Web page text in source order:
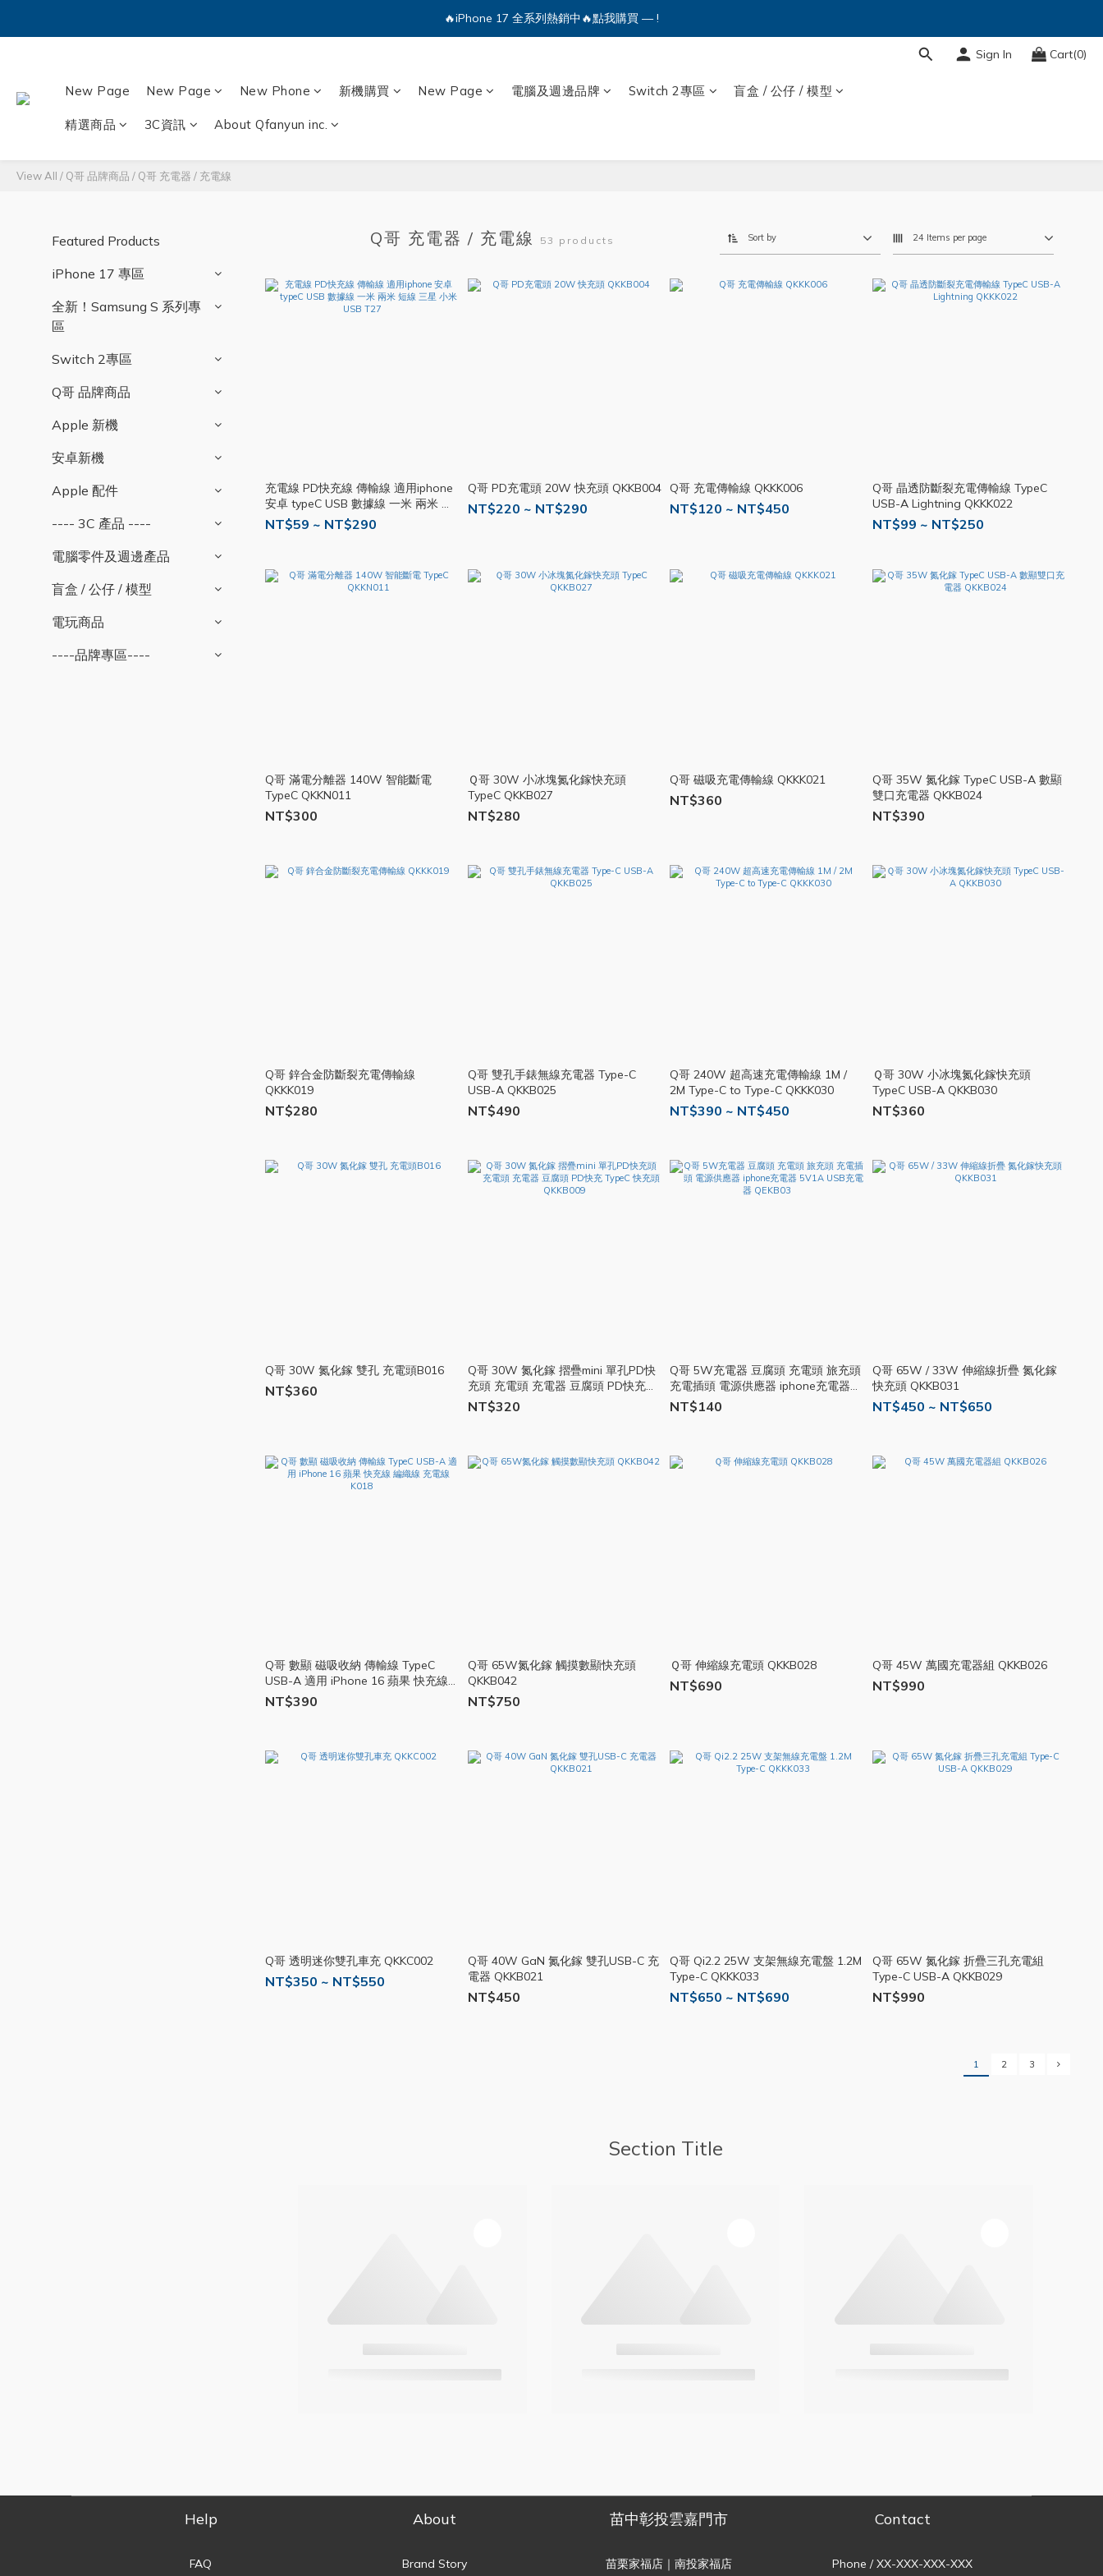
🔥iPhone 17 全系列熱銷中🔥點我購買 — !
🔥iPhone 17 全系列熱銷中🔥點我購買 — !
🔥iPhone 17 全系列熱銷中🔥點我購買 — !
Sign In Cart(0)
New Page New Page New Phone 新機購買 New Page 電腦及週邊品牌 Switch 2專區 盲盒 / 公仔 / 模型
精選商品 3C資訊 About Qfanyun inc.
View All / Q哥 品牌商品 / Q哥 充電器 / 充電線
Featured Products
iPhone 17 專區
全新！Samsung S 系列專
區
Switch 2專區
Q哥 品牌商品
Apple 新機
安卓新機
Apple 配件
---- 3C 產品 ----
電腦零件及週邊產品
盲盒 / 公仔 / 模型
電玩商品
----品牌專區----
Q哥 充電器 / 充電線 53 products Sort by 24 Items per page
充電線 PD快充線 傳輸線 適用iphone
安卓 typeC USB 數據線 一米 兩米 短
線 三星 小米 USB T27
NT$59 ~ NT$290
Q哥 PD充電頭 20W 快充頭 QKKB004
NT$220 ~ NT$290
Q哥 充電傳輸線 QKKK006
NT$120 ~ NT$450
Q哥 晶透防斷裂充電傳輸線 TypeC
USB-A Lightning QKKK022
NT$99 ~ NT$250
Q哥 滿電分離器 140W 智能斷電
TypeC QKKN011
NT$300
Ｑ哥 30W 小冰塊氮化鎵快充頭
TypeC QKKB027
NT$280
Q哥 磁吸充電傳輸線 QKKK021
NT$360
Q哥 35W 氮化鎵 TypeC USB-A 數顯
雙口充電器 QKKB024
NT$390
Q哥 鋅合金防斷裂充電傳輸線
QKKK019
NT$280
Q哥 雙孔手錶無線充電器 Type-C
USB-A QKKB025
NT$490
Q哥 240W 超高速充電傳輸線 1M /
2M Type-C to Type-C QKKK030
NT$390 ~ NT$450
Ｑ哥 30W 小冰塊氮化鎵快充頭
TypeC USB-A QKKB030
NT$360
Q哥 30W 氮化鎵 雙孔 充電頭B016
NT$360
Q哥 30W 氮化鎵 摺疊mini 單孔PD快
充頭 充電頭 充電器 豆腐頭 PD快充
TypeC 快充頭 QKKB009
NT$320
Q哥 5W充電器 豆腐頭 充電頭 旅充頭
充電插頭 電源供應器 iphone充電器
NT$140
Q哥 65W / 33W 伸縮線折疊 氮化鎵
快充頭 QKKB031
NT$450 ~ NT$650
Q哥 數顯 磁吸收納 傳輸線 TypeC
USB-A 適用 iPhone 16 蘋果 快充線
編織線 充電線 K018
NT$390
Q哥 65W氮化鎵 觸摸數顯快充頭
QKKB042
NT$750
Ｑ哥 伸縮線充電頭 QKKB028
NT$690
Q哥 45W 萬國充電器組 QKKB026
NT$990
Q哥 透明迷你雙孔車充 QKKC002
NT$350 ~ NT$550
Q哥 40W GaN 氮化鎵 雙孔USB-C 充
電器 QKKB021
NT$450
Q哥 Qi2.2 25W 支架無線充電盤 1.2M
Type-C QKKK033
NT$650 ~ NT$690
Q哥 65W 氮化鎵 折疊三孔充電組
Type-C USB-A QKKB029
NT$990
1 2 3
Section Title
Help
FAQ
About
Brand Story
苗中彰投雲嘉門市
苗栗家福店｜南投家福店
Contact
Phone / XX-XXX-XXX-XXX